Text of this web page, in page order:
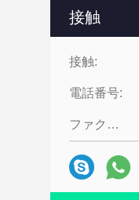
接触
接触:
電話番号:
ファクシミリ: